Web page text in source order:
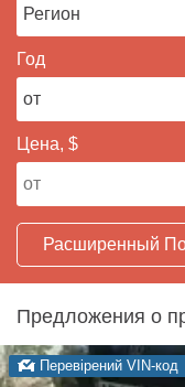
Год
Цена, $
Расширенный
Предложения о
Перевірений VIN-код